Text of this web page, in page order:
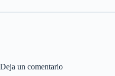
Deja un comentario